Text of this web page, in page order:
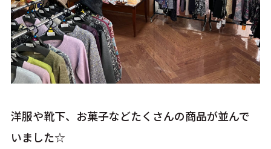
洋服や靴下、お菓子などたくさんの商品が並んで
いました☆